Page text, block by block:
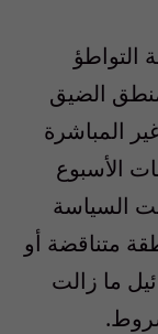
التواطؤ
الضيق
المباشرة
الأسبوع
السياسة
متناقضة أو
ما زالت